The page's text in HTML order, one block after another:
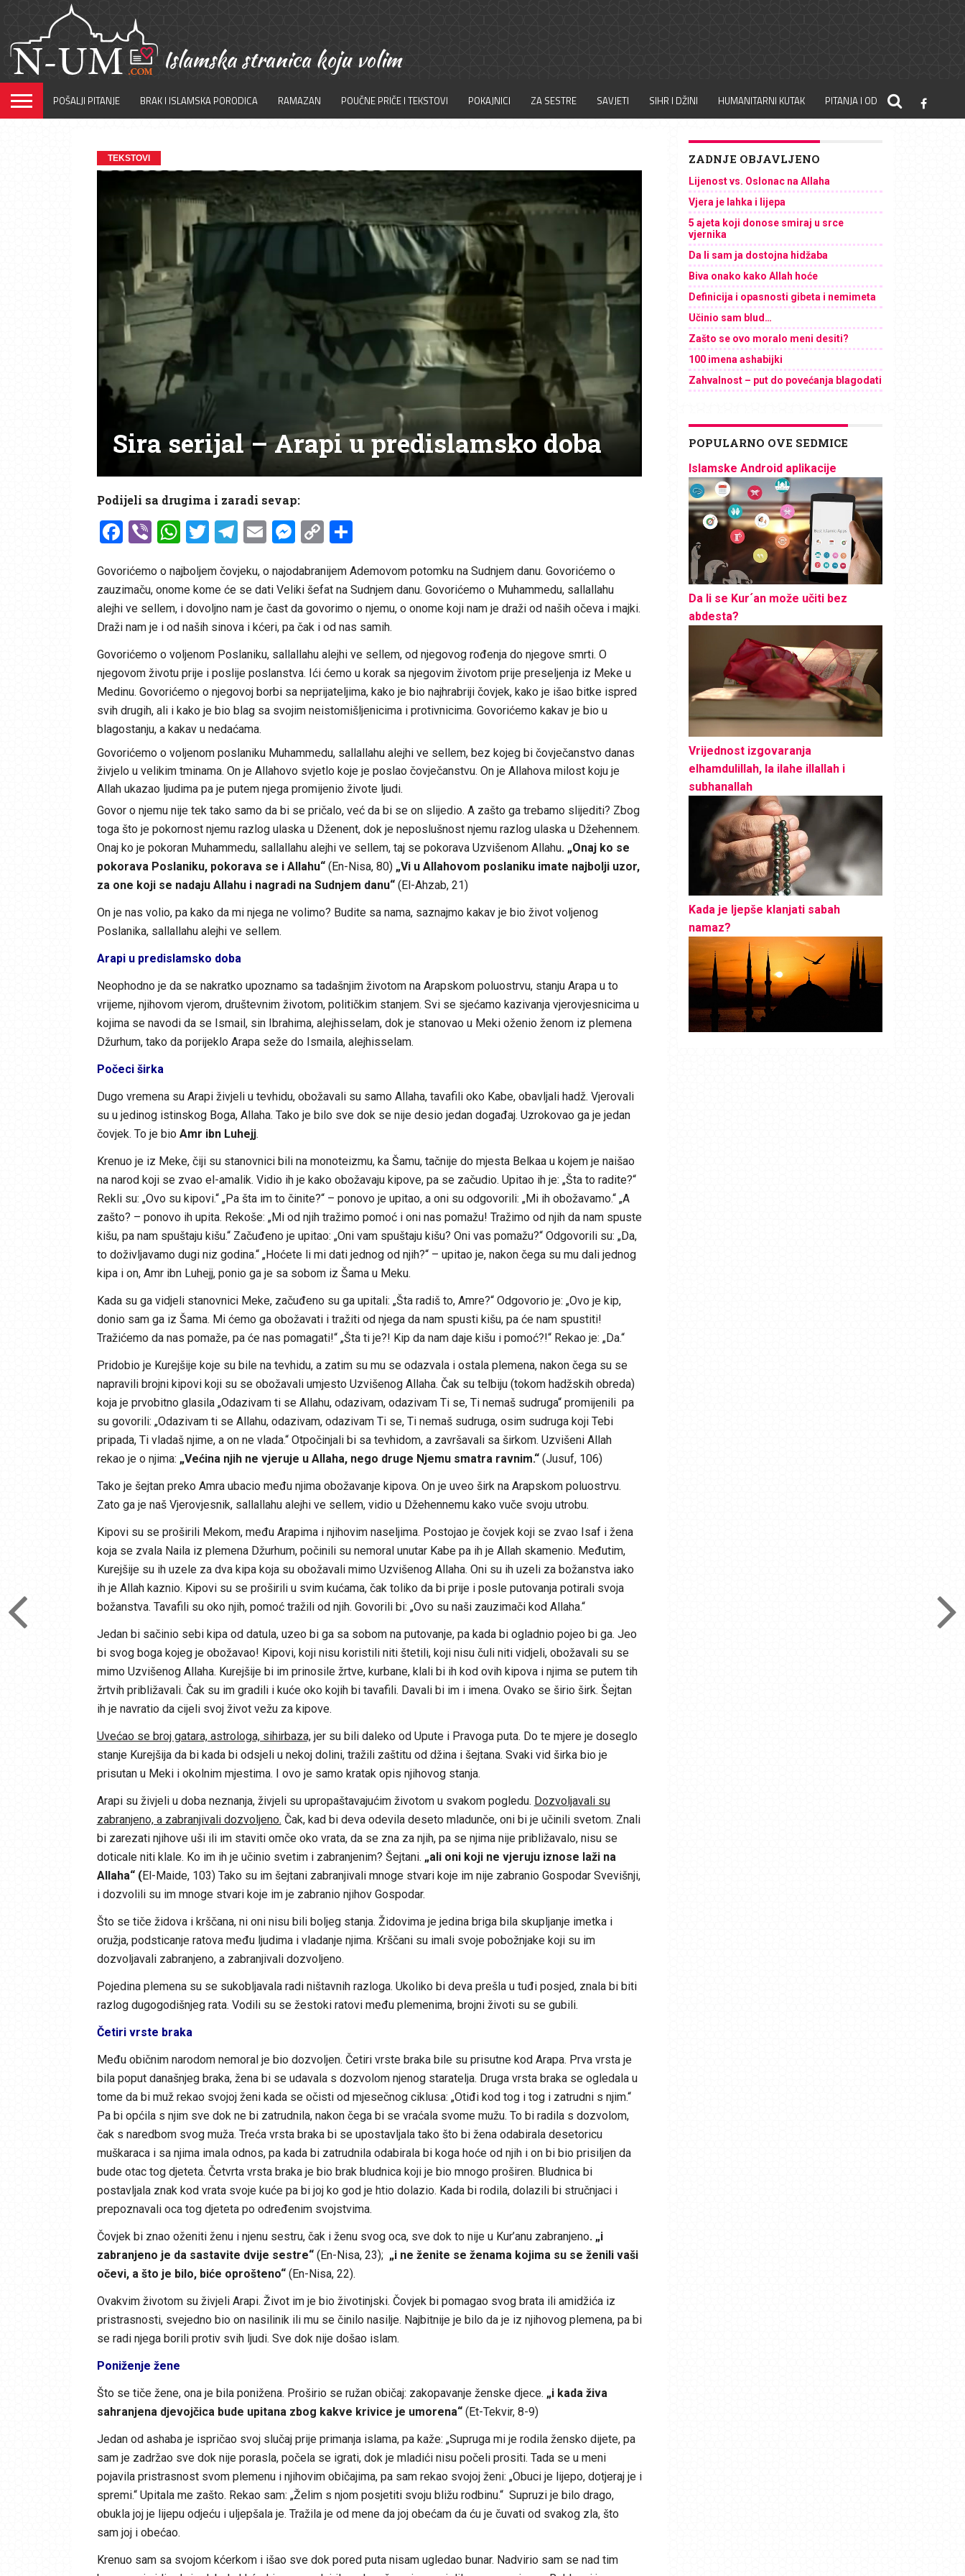
POŠALJI PITANJE BRAK I ISLAMSKA PORODICA RAMAZAN POUČNE PRIČE I TEKSTOVI POKAJNICI ZA SESTRE SAVJETI SIHR I DŽINI HUMANITARNI KUTAK PITANJA I ODGOVORI
TEKSTOVI
Sira serijal – Arapi u predislamsko doba
Podijeli sa drugima i zaradi sevap:
Facebook
ViberWhatsApp
Twitter
Telegram
EmailMessenger
CopyShare
Govorićemo o najboljem čovjeku, o najodabranijem Ademovom potomku na Sudnjem danu. Govorićemo o
zauzimaču, onome kome će se dati Veliki šefat na Sudnjem danu. Govorićemo o Muhammedu, sallallahu
alejhi ve sellem, i dovoljno nam je čast da govorimo o njemu, o onome koji nam je draži od naših očeva i majki.
Draži nam je i od naših sinova i kćeri, pa čak i od nas samih.
Govorićemo o voljenom Poslaniku, sallallahu alejhi ve sellem, od njegovog rođenja do njegove smrti. O
njegovom životu prije i poslije poslanstva. Ići ćemo u korak sa njegovim životom prije preseljenja iz Meke u
Medinu. Govorićemo o njegovoj borbi sa neprijateljima, kako je bio najhrabriji čovjek, kako je išao bitke ispred
svih drugih, ali i kako je bio blag sa svojim neistomišljenicima i protivnicima. Govorićemo kakav je bio u
blagostanju, a kakav u nedaćama.
Govorićemo o voljenom poslaniku Muhammedu, sallallahu alejhi ve sellem, bez kojeg bi čovječanstvo danas
živjelo u velikim tminama. On je Allahovo svjetlo koje je poslao čovječanstvu. On je Allahova milost koju je
Allah ukazao ljudima pa je putem njega promijenio živote ljudi.
Govor o njemu nije tek tako samo da bi se pričalo, već da bi se on slijedio. A zašto ga trebamo slijediti? Zbog
toga što je pokornost njemu razlog ulaska u Dženent, dok je neposlušnost njemu razlog ulaska u Džehennem.
Onaj ko je pokoran Muhammedu, sallallahu alejhi ve sellem, taj se pokorava Uzvišenom Allahu. „Onaj ko se
pokorava Poslaniku, pokorava se i Allahu“(En-Nisa, 80) „Vi u Allahovom poslaniku imate najbolji uzor,
za one koji se nadaju Allahu i nagradi na Sudnjem danu“(El-Ahzab, 21)
On je nas volio, pa kako da mi njega ne volimo? Budite sa nama, saznajmo kakav je bio život voljenog
Poslanika, sallallahu alejhi ve sellem.
Arapi u predislamsko doba
Neophodno je da se nakratko upoznamo sa tadašnjim životom na Arapskom poluostrvu, stanju Arapa u to
vrijeme, njihovom vjerom, društevnim životom, političkim stanjem. Svi se sjećamo kazivanja vjerovjesnicima u
kojima se navodi da se Ismail, sin Ibrahima, alejhisselam, dok je stanovao u Meki oženio ženom iz plemena
Džurhum, tako da porijeklo Arapa seže do Ismaila, alejhisselam.
Počeci širka
Dugo vremena su Arapi živjeli u tevhidu, obožavali su samo Allaha, tavafili oko Kabe, obavljali hadž. Vjerovali
su u jedinog istinskog Boga, Allaha. Tako je bilo sve dok se nije desio jedan događaj. Uzrokovao ga je jedan
čovjek. To je bio Amr ibn Luhejj.
Krenuo je iz Meke, čiji su stanovnici bili na monoteizmu, ka Šamu, tačnije do mjesta Belkaa u kojem je naišao
na narod koji se zvao el-amalik. Vidio ih je kako obožavaju kipove, pa se začudio. Upitao ih je: „Šta to radite?“
Rekli su: „Ovo su kipovi.“ „Pa šta im to činite?“ – ponovo je upitao, a oni su odgovorili: „Mi ih obožavamo.“ „A
zašto? – ponovo ih upita. Rekoše: „Mi od njih tražimo pomoć i oni nas pomažu! Tražimo od njih da nam spuste
kišu, pa nam spuštaju kišu.“ Začuđeno je upitao: „Oni vam spuštaju kišu? Oni vas pomažu?“ Odgovorili su: „Da,
to doživljavamo dugi niz godina.“ „Hoćete li mi dati jednog od njih?“ – upitao je, nakon čega su mu dali jednog
kipa i on, Amr ibn Luhejj, ponio ga je sa sobom iz Šama u Meku.
Kada su ga vidjeli stanovnici Meke, začuđeno su ga upitali: „Šta radiš to, Amre?“ Odgovorio je: „Ovo je kip,
donio sam ga iz Šama. Mi ćemo ga obožavati i tražiti od njega da nam spusti kišu, pa će nam spustiti!
Tražićemo da nas pomaže, pa će nas pomagati!“ „Šta ti je?! Kip da nam daje kišu i pomoć?!“ Rekao je: „Da.“
Pridobio je Kurejšije koje su bile na tevhidu, a zatim su mu se odazvala i ostala plemena, nakon čega su se
napravili brojni kipovi koji su se obožavali umjesto Uzvišenog Allaha. Čak su telbiju (tokom hadžskih obreda)
koja je prvobitno glasila „Odazivam ti se Allahu, odazivam, odazivam Ti se, Ti nemaš sudruga“ promijenili pa
su govorili: „Odazivam ti se Allahu, odazivam, odazivam Ti se, Ti nemaš sudruga, osim sudruga koji Tebi
pripada, Ti vladaš njime, a on ne vlada.“ Otpočinjali bi sa tevhidom, a završavali sa širkom. Uzvišeni Allah
rekao je o njima: „Većina njih ne vjeruje u Allaha, nego druge Njemu smatra ravnim.“(Jusuf, 106)
Tako je šejtan preko Amra ubacio među njima obožavanje kipova. On je uveo širk na Arapskom poluostrvu.
Zato ga je naš Vjerovjesnik, sallallahu alejhi ve sellem, vidio u Džehennemu kako vuče svoju utrobu.
Kipovi su se proširili Mekom, među Arapima i njihovim naseljima. Postojao je čovjek koji se zvao Isaf i žena
koja se zvala Naila iz plemena Džurhum, počinili su nemoral unutar Kabe pa ih je Allah skamenio. Međutim,
Kurejšije su ih uzele za dva kipa koja su obožavali mimo Uzvišenog Allaha. Oni su ih uzeli za božanstva iako
ih je Allah kaznio. Kipovi su se proširili u svim kućama, čak toliko da bi prije i posle putovanja potirali svoja
božanstva. Tavafili su oko njih, pomoć tražili od njih. Govorili bi: „Ovo su naši zauzimači kod Allaha.“
Jedan bi sačinio sebi kipa od datula, uzeo bi ga sa sobom na putovanje, pa kada bi ogladnio pojeo bi ga. Jeo
bi svog boga kojeg je obožavao! Kipovi, koji nisu koristili niti štetili, koji nisu čuli niti vidjeli, obožavali su se
mimo Uzvišenog Allaha. Kurejšije bi im prinosile žrtve, kurbane, klali bi ih kod ovih kipova i njima se putem tih
žrtvih približavali. Čak su im gradili i kuće oko kojih bi tavafili. Davali bi im i imena. Ovako se širio širk. Šejtan
ih je navratio da cijeli svoj život vežu za kipove.
Uvećao se broj gatara, astrologa, sihirbaza,jer su bili daleko od Upute i Pravoga puta. Do te mjere je doseglo
stanje Kurejšija da bi kada bi odsjeli u nekoj dolini, tražili zaštitu od džina i šejtana. Svaki vid širka bio je
prisutan u Meki i okolnim mjestima. I ovo je samo kratak opis njihovog stanja.
Arapi su živjeli u doba neznanja, živjeli su upropaštavajućim životom u svakom pogledu. Dozvoljavali su
zabranjeno, a zabranjivali dozvoljeno. Čak, kad bi deva odevila deseto mladunče, oni bi je učinili svetom. Znali
bi zarezati njihove uši ili im staviti omče oko vrata, da se zna za njih, pa se njima nije približavalo, nisu se
doticale niti klale. Ko im ih je učinio svetim i zabranjenim? Šejtani. „ali oni koji ne vjeruju iznose laži na
Allaha“ (El-Maide, 103) Tako su im šejtani zabranjivali mnoge stvari koje im nije zabranio Gospodar Svevišnji,
i dozvolili su im mnoge stvari koje im je zabranio njihov Gospodar.
Što se tiče židova i krščana, ni oni nisu bili boljeg stanja. Židovima je jedina briga bila skupljanje imetka i
oružja, podsticanje ratova među ljudima i vladanje njima. Krščani su imali svoje pobožnjake koji su im
dozvoljavali zabranjeno, a zabranjivali dozvoljeno.
Pojedina plemena su se sukobljavala radi ništavnih razloga. Ukoliko bi deva prešla u tuđi posjed, znala bi biti
razlog dugogodišnjeg rata. Vodili su se žestoki ratovi među plemenima, brojni životi su se gubili.
Četiri vrste braka
Među običnim narodom nemoral je bio dozvoljen. Četiri vrste braka bile su prisutne kod Arapa. Prva vrsta je
bila poput današnjeg braka, žena bi se udavala s dozvolom njenog staratelja. Druga vrsta braka se ogledala u
tome da bi muž rekao svojoj ženi kada se očisti od mjesečnog ciklusa: „Otiđi kod tog i tog i zatrudni s njim.“
Pa bi općila s njim sve dok ne bi zatrudnila, nakon čega bi se vraćala svome mužu. To bi radila s dozvolom,
čak s naredbom svog muža. Treća vrsta braka bi se upostavljala tako što bi žena odabirala desetoricu
muškaraca i sa njima imala odnos, pa kada bi zatrudnila odabirala bi koga hoće od njih i on bi bio prisiljen da
bude otac tog djeteta. Četvrta vrsta braka je bio brak bludnica koji je bio mnogo proširen. Bludnica bi
postavljala znak kod vrata svoje kuće pa bi joj ko god je htio dolazio. Kada bi rodila, dolazili bi stručnjaci i
prepoznavali oca tog djeteta po određenim svojstvima.
Čovjek bi znao oženiti ženu i njenu sestru, čak i ženu svog oca, sve dok to nije u Kur’anu zabranjeno. „i
zabranjeno je da sastavite dvije sestre“(En-Nisa, 23); „i ne ženite se ženama kojima su se ženili vaši
očevi, a što je bilo, biće oprošteno“ (En-Nisa, 22).
Ovakvim životom su živjeli Arapi. Život im je bio životinjski. Čovjek bi pomagao svog brata ili amidžića iz
pristrasnosti, svejedno bio on nasilinik ili mu se činilo nasilje. Najbitnije je bilo da je iz njihovog plemena, pa bi
se radi njega borili protiv svih ljudi. Sve dok nije došao islam.
Poniženje žene
Što se tiče žene, ona je bila ponižena. Proširio se ružan običaj: zakopavanje ženske djece. „i kada živa
sahranjena djevojčica bude upitana zbog kakve krivice je umorena“ (Et-Tekvir, 8-9)
Jedan od ashaba je ispričao svoj slučaj prije primanja islama, pa kaže: „Supruga mi je rodila žensko dijete, pa
sam je zadržao sve dok nije porasla, počela se igrati, dok je mladići nisu počeli prositi. Tada se u meni
pojavila pristrasnost svom plemenu i njihovim običajima, pa sam rekao svojoj ženi: „Obuci je lijepo, dotjeraj je i
spremi.“ Upitala me zašto. Rekao sam: „Želim s njom posjetiti svoju bližu rodbinu.“ Supruzi je bilo drago,
obukla joj je lijepu odjeću i uljepšala je. Tražila je od mene da joj obećam da ću je čuvati od svakog zla, što
sam joj i obećao.
Krenuo sam sa svojom kćerkom i išao sve dok pored puta nisam ugledao bunar. Nadvirio sam se nad tim
ZADNJE OBJAVLJENO
Lijenost vs. Oslonac na Allaha
Vjera je lahka i lijepa
5 ajeta koji donose smiraj u srce
vjernika
Da li sam ja dostojna hidžaba
Biva onako kako Allah hoće
Definicija i opasnosti gibeta i nemimeta
Učinio sam blud…
Zašto se ovo moralo meni desiti?
100 imena ashabijki
Zahvalnost – put do povećanja blagodati
POPULARNO OVE SEDMICE
Islamske Android aplikacije
Da li se Kur´an može učiti bez
abdesta?
Vrijednost izgovaranja
elhamdulillah, la ilahe illallah i
subhanallah
Kada je ljepše klanjati sabah
namaz?